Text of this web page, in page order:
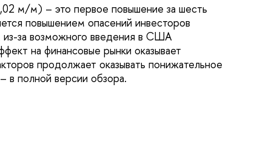
м/м) – это первое повышение за шесть
повышением опасений инвесторов
из-за возможного введения в США
на финансовые рынки оказывает
продолжает оказывать понижательное
в полной версии обзора.